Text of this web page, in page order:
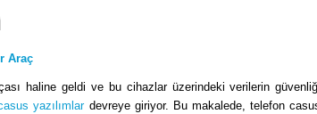
Araç
haline geldi ve bu cihazlar üzerindeki verilerin
yazılımlardevreye giriyor. Bu makalede, telefon